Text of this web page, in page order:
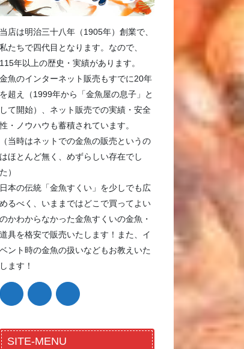
当店は明治三十八年（1905年）創業で、
私たちで四代目となります。なので、
115年以上の歴史・実績があります。
金魚のインターネット販売もすでに20年
を超え（1999年から「金魚屋の息子」と
して開始）、ネット販売での実績・安全
性・ノウハウも蓄積されています。
（当時はネットでの金魚の販売というの
はほとんど無く、めずらしい存在でし
た）
日本の伝統「金魚すくい」を少しでも広
めるべく、いままではどこで買ってよい
のかわからなかった金魚すくいの金魚・
道具を格安で販売いたします！また、イ
ベント時の金魚の扱いなどもお教えいた
します！
SITE-MENU